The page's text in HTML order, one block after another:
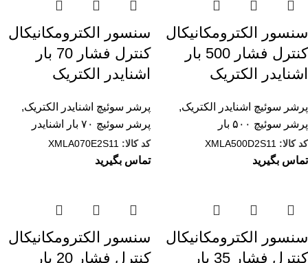
سنسور الکترومکانيکال
کنترل فشار 500 بار
اشنایدر الکتریک
پرشر سوئیچ اشنایدر الکتریک,
پرشر سوئیچ ۵۰۰ بار
کد کالا: XMLA500D2S11
تماس بگیرید
سنسور الکترومکانيکال
کنترل فشار 70 بار
اشنایدر الکتریک
پرشر سوئیچ اشنایدر الکتریک,
پرشر سوئیچ ۷۰ بار اشنایدر
کد کالا: XMLA070E2S11
تماس بگیرید
سنسور الکترومکانيکال
کنترل فشار 35 بار
سنسور الکترومکانيکال
کنترل فشار 20 بار